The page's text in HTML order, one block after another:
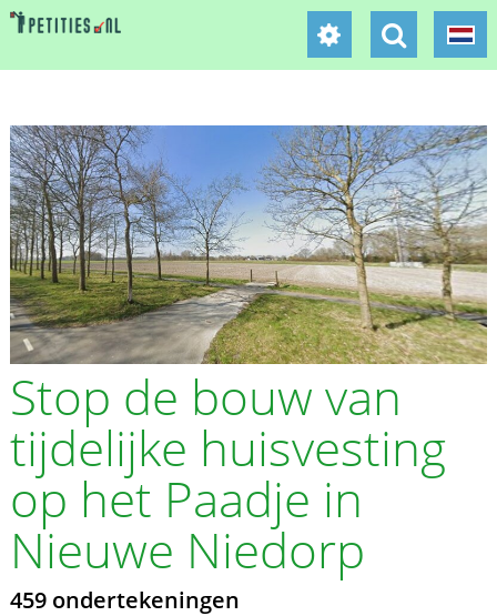
Stop de bouw van
tijdelijke huisvesting
op het Paadje in
Nieuwe Niedorp
459 ondertekeningen